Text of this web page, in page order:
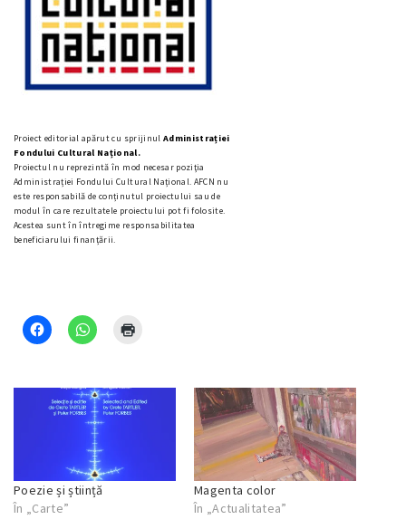
Proiect editorial apărut cu sprijinul Administrației
Fondului Cultural Național.
Proiectul nu reprezintă în mod necesar poziţia
Administrației Fondului Cultural Național. AFCN nu
este responsabilă de conținutul proiectului sau de
modul în care rezultatele proiectului pot fi folosite.
Acestea sunt în întregime responsabilitatea
beneficiarului finanțării.
Poezie și știință
În „Carte”
Magenta color
În „Actualitatea”